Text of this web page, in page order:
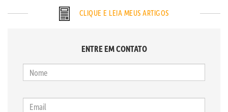
CLIQUE E LEIA MEUS ARTIGOS
ENTRE EM CONTATO